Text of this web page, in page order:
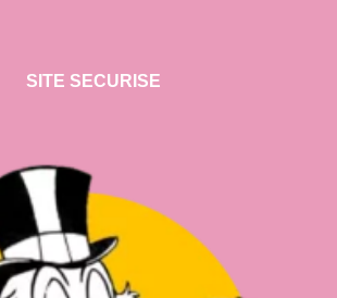
SITE SECURISE